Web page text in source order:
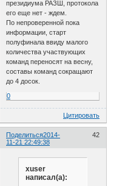
президиума РАЗШ, протокола
его еще нет - ждем.
По непроверенной пока
информации, старт
полуфинала ввиду малого
количества участвующих
команд переносят на весну,
составы команд сокращают
до 4 досок.
0
Цитировать
Поделиться 42
2014-
11-21 22:49:38
xuser
написал(а):